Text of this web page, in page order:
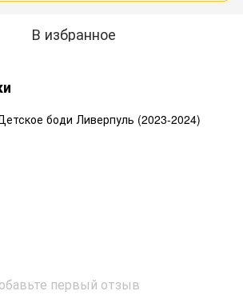
В избранное
боди Ливерпуль (2023-2024)
первый отзыв